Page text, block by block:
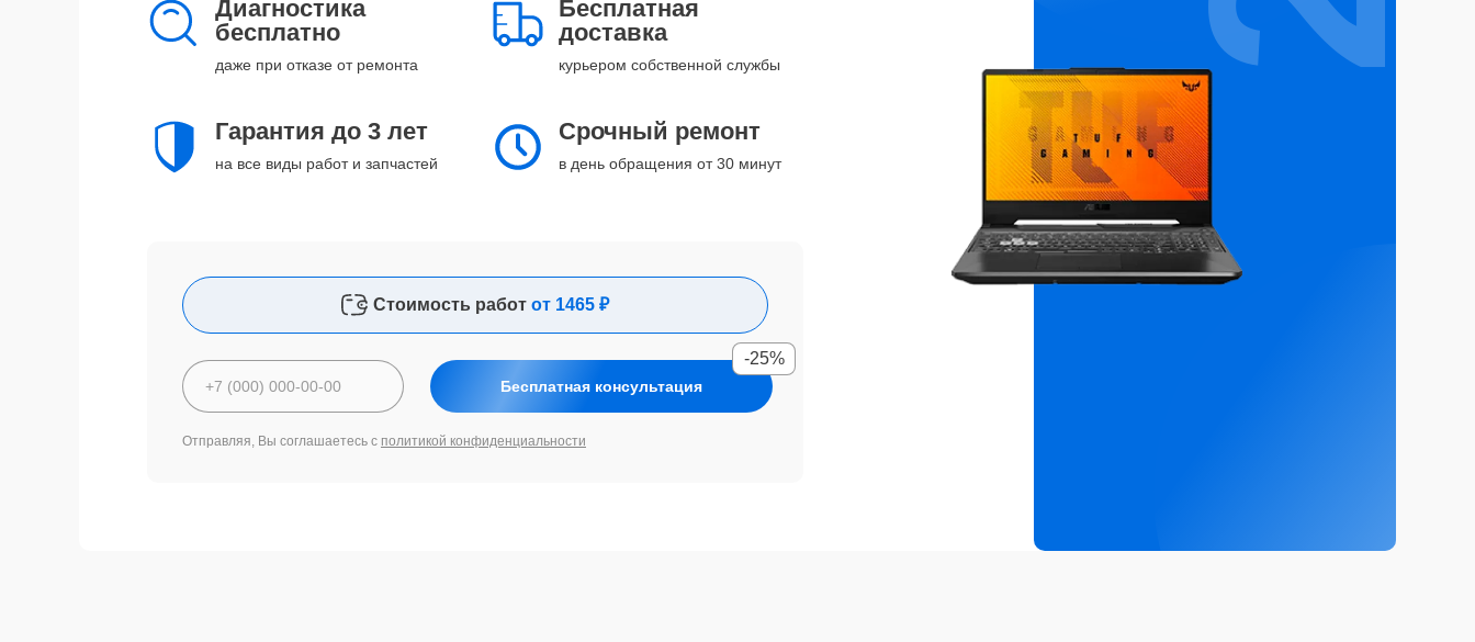
Диагностика
бесплатно
даже при отказе от ремонта
Бесплатная
доставка
курьером собственной службы
Гарантия до 3 лет
на все виды работ и запчастей
Срочный ремонт
в день обращения от 30 минут
Стоимость работ от 1465 ₽
Бесплатная консультация
-25%
Отправляя, Вы соглашаетесь с политикой конфиденциальности